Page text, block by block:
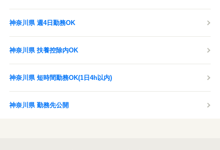
神奈川県 週4日勤務OK
神奈川県 扶養控除内OK
神奈川県 短時間勤務OK(1日4h以内)
神奈川県 勤務先公開